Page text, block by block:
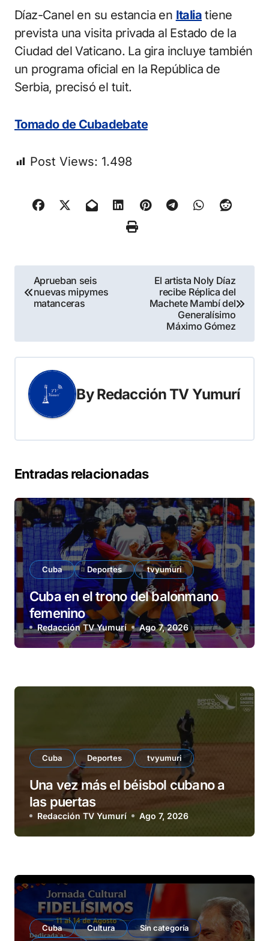
Díaz-Canel en su estancia en Italia tiene
prevista una visita privada al Estado de la
Ciudad del Vaticano. La gira incluye también
un programa oficial en la República de
Serbia, precisó el tuit.
Tomado de Cubadebate
Post Views: 1.498
Navegación
de
Aprueban seis
nuevas mipymes
matanceras
El artista Noly Díaz
recibe Réplica del
Machete Mambí del
Generalísimo
Máximo Gómez
ByRedacción TV Yumurí
Entradas relacionadas
Cuba Deportes tvyumuri
Cuba en el trono del balonmano
femenino
Redacción TV Yumurí Ago 7, 2026
Cuba Deportes tvyumuri
Una vez más el béisbol cubano a
las puertas
Redacción TV Yumurí Ago 7, 2026
Cuba Cultura Sin categoría